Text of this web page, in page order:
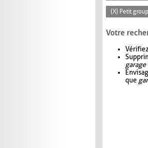
(X) Petit
Votre
garage
que